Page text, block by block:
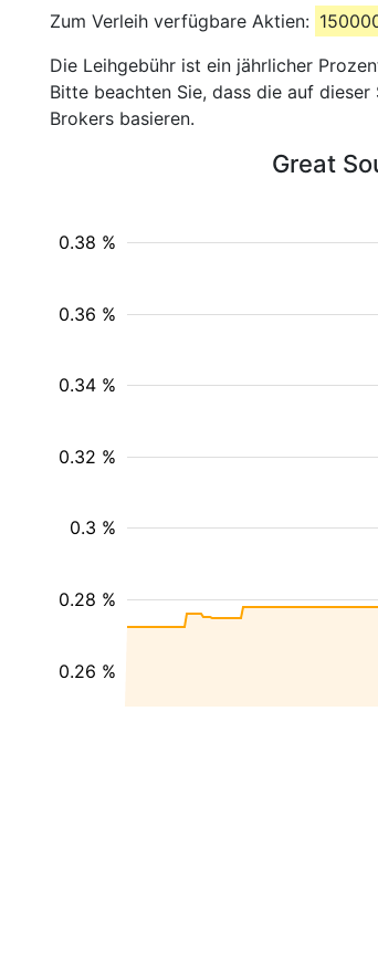
Zum Verleih verfügbare Aktien:
Die Leihgebühr ist ein jährlicher
Bitte beachten Sie, dass die auf
Brokers basieren.
Great
0.26 %
0.28 %
0.3 %
0.32 %
0.34 %
0.36 %
0.38 %